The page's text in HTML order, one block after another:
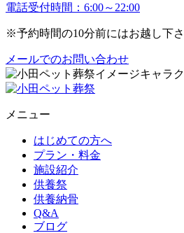
電話受付時間：6:00～22:00
※予約時間の10分前にはお越し下
メールでのお問い合わせ
メニュー
はじめての方へ
プラン・料金
施設紹介
供養祭
供養納骨
Q&A
ブログ